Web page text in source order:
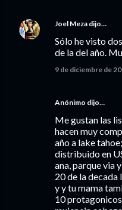
Joel Meza dijo…
Sólo he visto
de la del año.
9 de diciembre de
Anónimo dijo…
Me gustan las
hacen muy
año a lake
distribuido en
ana, parque via
20 de la decada
y y tu mama
10